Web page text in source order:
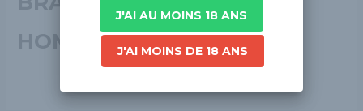
HOMMEY
J'AI AU MOINS 18 ANS
J'AI MOINS DE 18 ANS